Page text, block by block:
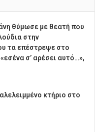
θύμωσε με θεατή που
στην
τα επέστρεψε στο
σ’ αρέσει αυτό…»,
κτήριο στο